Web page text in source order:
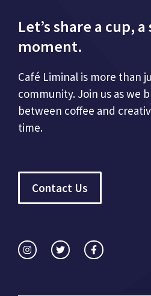
Let’s share a cup,
moment.
Café Liminal is more than
community. Join us as we
between coffee and
time.
Contact Us